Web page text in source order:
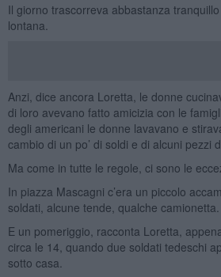
Il giorno trascorreva abbastanza
lontana.
Anzi, dice ancora Loretta, le donne
di loro avevano fatto amicizia con le
degli americani le donne lavavano e
cambio di un po’ di soldi e di alcuni pezzi
Ma come in tutte le regole, ci sono le
In piazza Mascagni c’era un piccolo
soldati, alcune tende, qualche camionetta.
E un pomeriggio, racconta Loretta,
circa le 14, quando due soldati tedeschi
sotto casa.